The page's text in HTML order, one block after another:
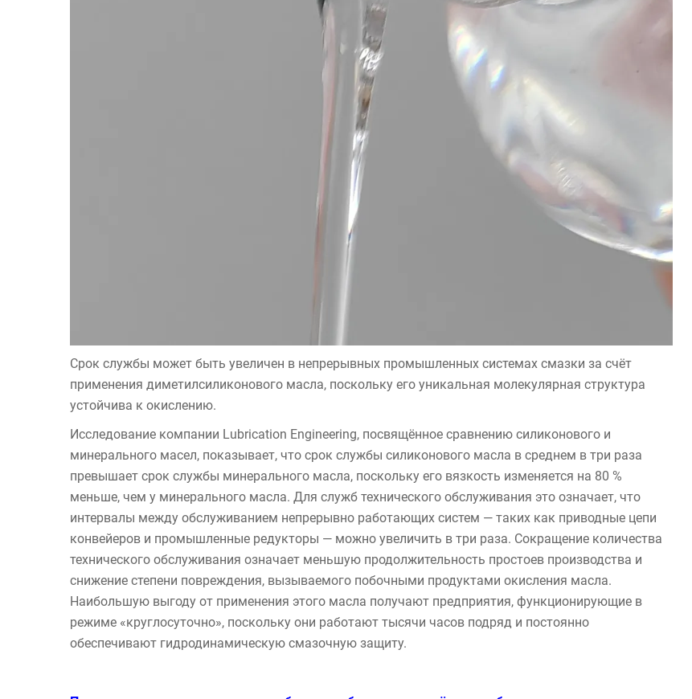
Срок службы может быть увеличен в непрерывных промышленных системах смазки за счёт
применения диметилсиликонового масла, поскольку его уникальная молекулярная структура
устойчива к окислению.
Исследование компании Lubrication Engineering, посвящённое сравнению силиконового и
минерального масел, показывает, что срок службы силиконового масла в среднем в три раза
превышает срок службы минерального масла, поскольку его вязкость изменяется на 80 %
меньше, чем у минерального масла. Для служб технического обслуживания это означает, что
интервалы между обслуживанием непрерывно работающих систем — таких как приводные цепи
конвейеров и промышленные редукторы — можно увеличить в три раза. Сокращение количества
технического обслуживания означает меньшую продолжительность простоев производства и
снижение степени повреждения, вызываемого побочными продуктами окисления масла.
Наибольшую выгоду от применения этого масла получают предприятия, функционирующие в
режиме «круглосуточно», поскольку они работают тысячи часов подряд и постоянно
обеспечивают гидродинамическую смазочную защиту.